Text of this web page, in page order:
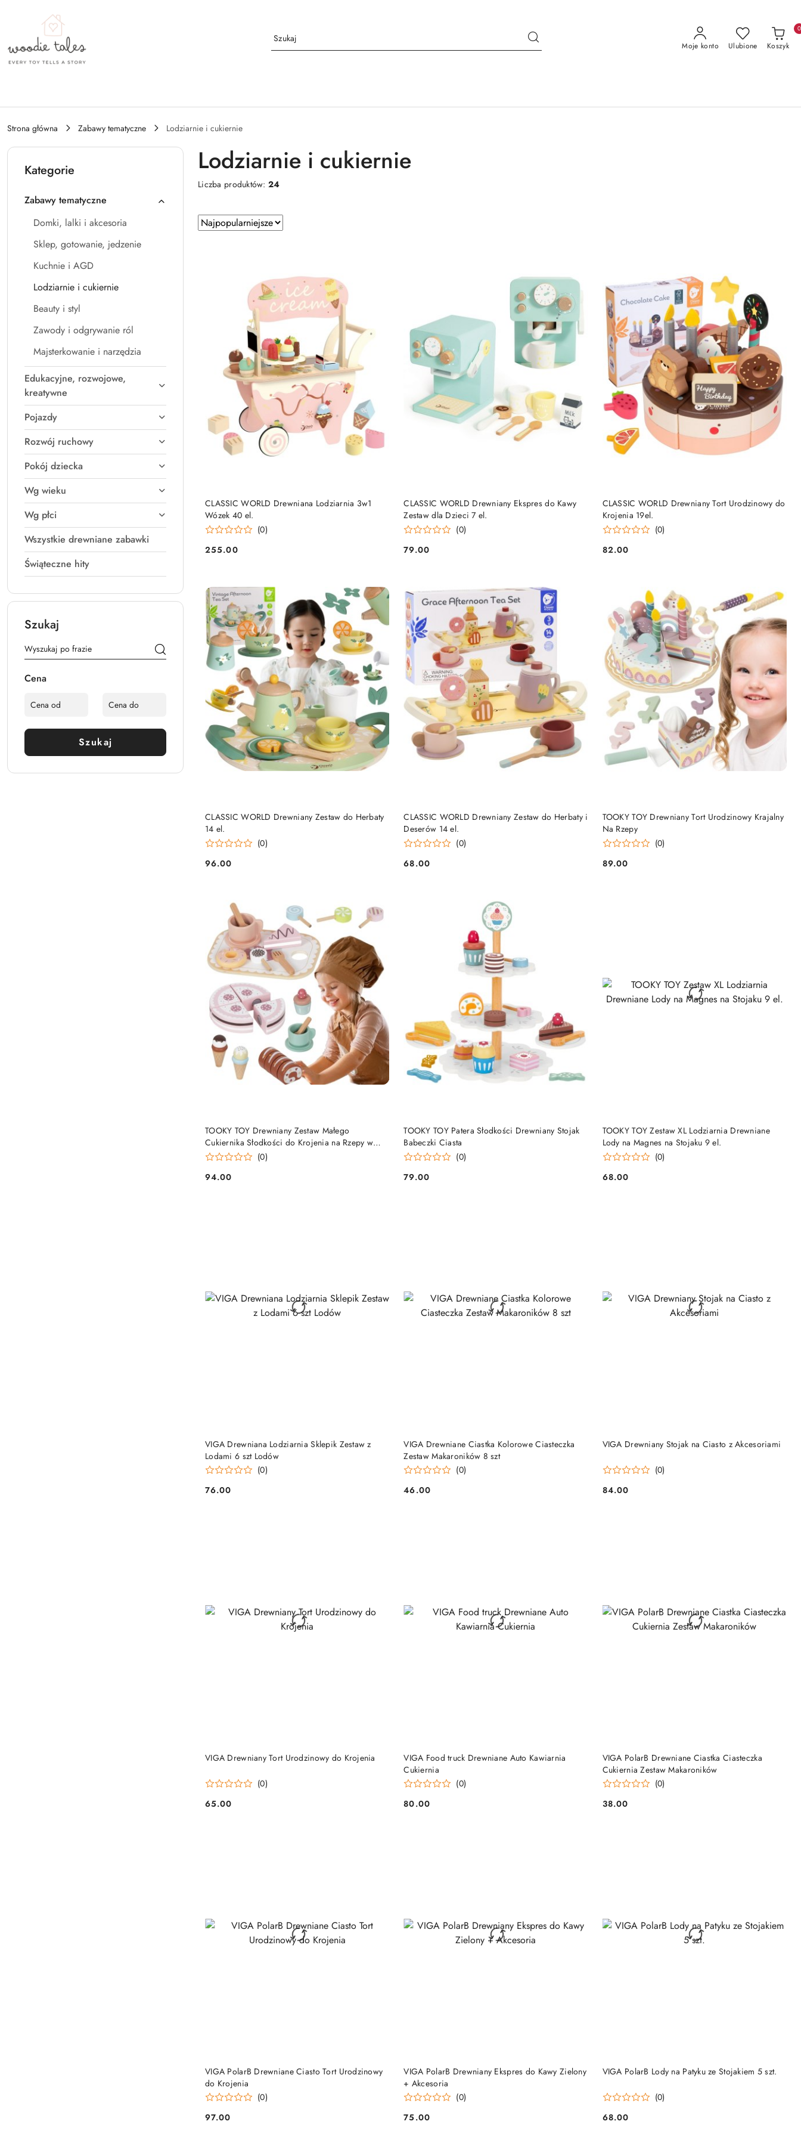
Przejdź do treści głównej
Przejdź do wyszukiwarki
Przejdź do moje konto
Przejdź do menu głównego
Przejdź do stopki
Moje konto Ulubione Koszyk
0
Strona główna Zabawy tematyczne Lodziarnie i cukiernie
Kategorie
Zabawy tematyczne
Domki, lalki i akcesoria
Sklep, gotowanie, jedzenie
Kuchnie i AGD
Lodziarnie i cukiernie
Beauty i styl
Zawody i odgrywanie ról
Majsterkowanie i narzędzia
Edukacyjne, rozwojowe,
kreatywne
Pojazdy
Rozwój ruchowy
Pokój dziecka
Wg wieku
Wg płci
Wszystkie drewniane zabawki
Świąteczne hity
Szukaj
Cena
Szukaj
Lodziarnie i cukiernie
Liczba produktów:24
Zastosowano
sortowanie:
Sortuj
według
CLASSIC WORLD Drewniana Lodziarnia 3w1
Wózek 40 el.
(0)
Cena:
255.00
DO KOSZYKA
CLASSIC WORLD Drewniany Ekspres do Kawy
Zestaw dla Dzieci 7 el.
(0)
Cena:
79.00
DO KOSZYKA
CLASSIC WORLD Drewniany Tort Urodzinowy do
Krojenia 19el.
(0)
Cena:
82.00
DO KOSZYKA
CLASSIC WORLD Drewniany Zestaw do Herbaty
14 el.
(0)
Cena:
96.00
DO KOSZYKA
CLASSIC WORLD Drewniany Zestaw do Herbaty i
Deserów 14 el.
(0)
Cena:
68.00
DO KOSZYKA
TOOKY TOY Drewniany Tort Urodzinowy Krajalny
Na Rzepy
(0)
Cena:
89.00
DO KOSZYKA
TOOKY TOY Drewniany Zestaw Małego
Cukiernika Słodkości do Krojenia na Rzepy w
Pudełku Cukiernia Tort Sweet Cake
(0)
Cena:
94.00
DO KOSZYKA
TOOKY TOY Patera Słodkości Drewniany Stojak
Babeczki Ciasta
(0)
Cena:
79.00
DO KOSZYKA
TOOKY TOY Zestaw XL Lodziarnia Drewniane
Lody na Magnes na Stojaku 9 el.
(0)
Cena:
68.00
DO KOSZYKA
VIGA Drewniana Lodziarnia Sklepik Zestaw z
Lodami 6 szt Lodów
(0)
Cena:
76.00
DO KOSZYKA
VIGA Drewniane Ciastka Kolorowe Ciasteczka
Zestaw Makaroników 8 szt
(0)
Cena:
46.00
DO KOSZYKA VIGA Drewniany Stojak na Ciasto z Akcesoriami
(0)
Cena:
84.00
DO KOSZYKA
VIGA Drewniany Tort Urodzinowy do Krojenia
(0)
Cena:
65.00
DO KOSZYKA
VIGA Food truck Drewniane Auto Kawiarnia
Cukiernia
(0)
Cena:
80.00
DO KOSZYKA
VIGA PolarB Drewniane Ciastka Ciasteczka
Cukiernia Zestaw Makaroników
(0)
Cena:
38.00
DO KOSZYKA
VIGA PolarB Drewniane Ciasto Tort Urodzinowy
do Krojenia
(0)
Cena:
97.00
DO KOSZYKA
VIGA PolarB Drewniany Ekspres do Kawy Zielony
+ Akcesoria
(0)
Cena:
75.00
DO KOSZYKA VIGA PolarB Lody na Patyku ze Stojakiem 5 szt.
(0)
Cena:
68.00
DO KOSZYKA